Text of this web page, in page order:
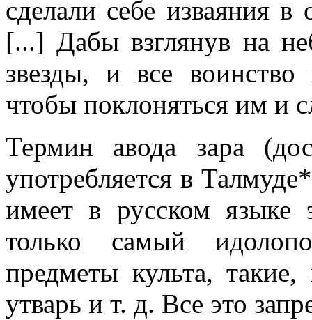
сделали себе изваяния
[...] Дабы взглянув на
звезды, и все воинство
чтобы поклоняться им и
Термин авода зара
употребляется в
имеет в русском языке
только самый
предметы культа,
утварь и т. д. Все это